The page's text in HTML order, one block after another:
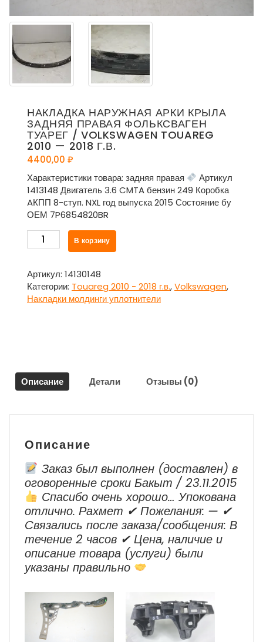
НАКЛАДКА НАРУЖНАЯ АРКИ КРЫЛА
ЗАДНЯЯ ПРАВАЯ ФОЛЬКСВАГЕН
ТУАРЕГ / VOLKSWAGEN TOUAREG
2010 — 2018 Г.В.
4400,00 ₽
Характеристики товара: задняя правая
Артикул
1413148 Двигатель 3.6 CMTA бензин 249 Коробка
AКПП 8-ступ. NXL год выпуска 2015 Состояние бу
ОЕМ 7P6854820BR
Количество
товара
наружная
арки
крыла
Volkswagen
Touareg
В корзину
Артикул: 14130148
Категории: Touareg 2010 - 2018 г.в.,Volkswagen,
Накладки молдинги уплотнители
Описание Детали Отзывы (0)
Описание
Заказ был выполнен (доставлен) в
оговоренные сроки Бакыт / 23.11.2015
Спасибо очень хорошо… Упокована
отлично. Рахмет ✔ Пожелания: — ✔
Cвязались после заказа/сообщения: В
течение 2 часов ✔ Цена, наличие и
описание товара (услуги) были
указаны правильно